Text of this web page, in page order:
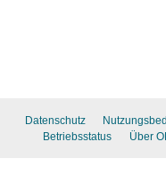
Datenschutz
Betriebsstatus
Über